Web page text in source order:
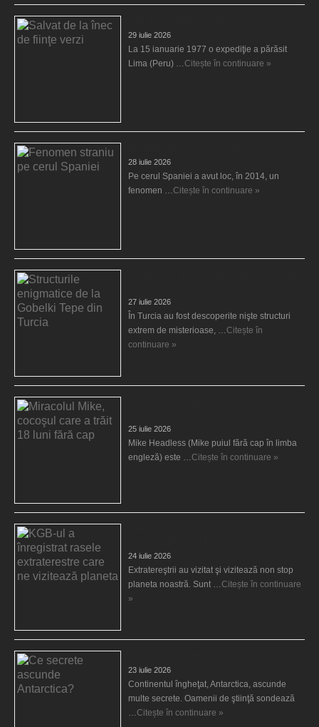
29 iulie 2026
La 15 ianuarie 1977 o expediţie a părăsit
Lima (Peru) … Citește în continuare »
28 iulie 2026
Pe cerul Spaniei a avut loc, în 2014, un
fenomen … Citește în continuare »
27 iulie 2026
În Turcia au fost descoperite nişte structuri
extrem de misterioase, … Citește în
continuare »
25 iulie 2026
Mike Headless (Mike puiul fără cap în limba
engleză) este … Citește în continuare »
24 iulie 2026
Extratereştrii au vizitat şi vizitează non stop
planeta noastră. Sunt … Citește în continuare
»
23 iulie 2026
Continentul îngheţat, Antarctica, ascunde
multe secrete. Oamenii de ştiinţă sondează
Citește în continuare »